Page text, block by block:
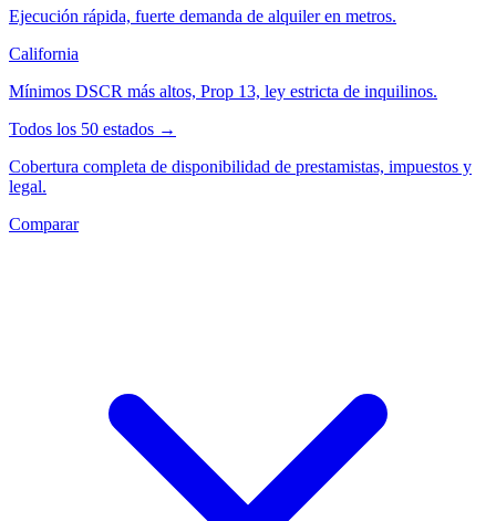
Ejecución rápida, fuerte demanda de alquiler en metros.
California
Mínimos DSCR más altos, Prop 13, ley estricta de inquilinos.
Todos los 50 estados →
Cobertura completa de disponibilidad de prestamistas, impuestos y
legal.
Comparar